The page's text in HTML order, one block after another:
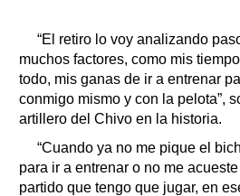
“El retiro lo voy analizando
muchos factores, como mis
todo, mis ganas de ir a entrenar
conmigo mismo y con la pelota”,
artillero del Chivo en la historia.
“Cuando ya no me pique el
para ir a entrenar o no me
partido que tengo que jugar, en